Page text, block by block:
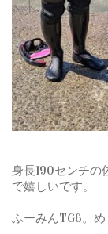
身長190センチの
で嬉しいです。
ふーみんTG6。め